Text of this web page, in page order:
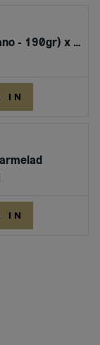
Pistagekräm (Romano - 190gr) x 12st/krt
IN
IN